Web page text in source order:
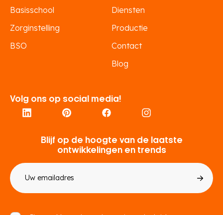
Volg ons op social media!
Basisschool
Zorginstelling
BSO
Diensten
Productie
Contact
Blog
Blijf op de hoogte van de laatste
ontwikkelingen en trends
mailadres